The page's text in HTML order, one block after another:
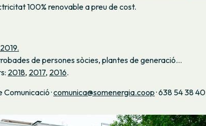
100% renovable a preu de cost.
de persones sòcies, plantes de generació…
2018, 2017, 2016.
Comunicació ·comunica@somenergia.coop· 638 54 38 40